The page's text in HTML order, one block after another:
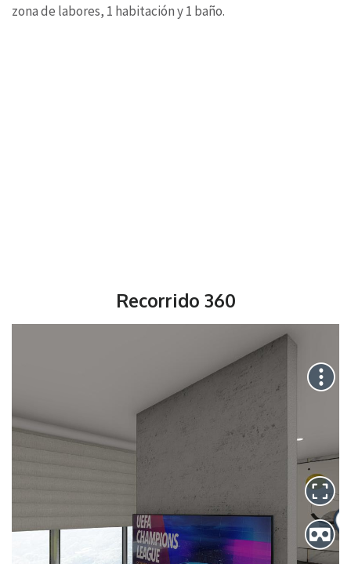
zona de labores, 1 habitación y 1 baño.
Recorrido 360